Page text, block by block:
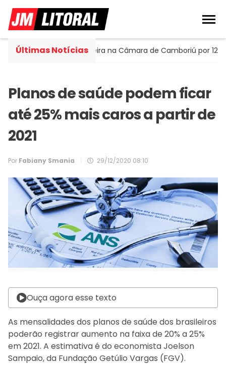
Últimas Notícias
assume cadeira na Câmara de Camboriú por 120 dias
Planos de saúde podem ficar
até 25% mais caros a partir de
2021
Por Fabiany Smania 29/12/2020 08:10
Ouça agora esse texto
As mensalidades dos planos de saúde dos brasileiros
poderão registrar aumento na faixa de 20% a 25%
em 2021. A estimativa é do economista Joelson
Sampaio, da Fundação Getúlio Vargas (FGV).